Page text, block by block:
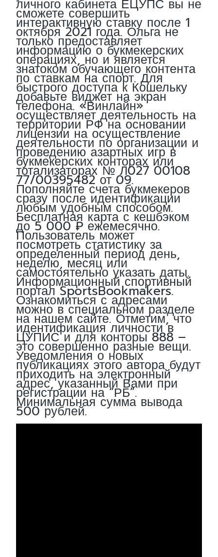
личного кабинета ЕЦУПС вы не
сможете совершить
интерактивную ставку после 1
октября 2021 года. Ольга не
только предоставляет
информацию о букмекерских
операциях, но и является
знатоком обучающего контента
по ставкам на спорт. Для
быстрого доступа к Кошельку
добавьте виджет на экран
телефона. «Винлайн»
осуществляет деятельность на
территории РФ на основании
лицензии на осуществление
деятельности по организации и
проведению азартных игр в
букмекерских конторах или
тотализаторах № Л027 00108
77/00395482 от 09.
Пополняйте счета букмекеров
сразу после идентификации
любым удобным способом.
Бесплатная карта с кешбэком
до 5 000 ₽ ежемесячно.
Пользователь может
посмотреть статистику за
определенный период день,
неделю, месяц или
самостоятельно указать даты.
Информационный спортивный
портал SportsBookmakers.
Ознакомиться с адресами
можно в специальном разделе
на нашем сайте. Отметим, что
идентификация личности в
ЦУПИС и для конторы 888 –
это совершенно разные вещи.
Уведомления о новых
публикациях этого автора будут
приходить на электронный
адрес, указанный Вами при
регистрации на “РБ”.
Минимальная сумма вывода
500 рублей.